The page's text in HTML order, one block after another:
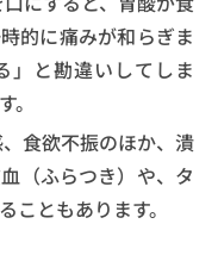
的に痛みが和らぎま
」と勘違いしてしま
食欲不振のほか、潰
（ふらつき）や、タ
こともあります。